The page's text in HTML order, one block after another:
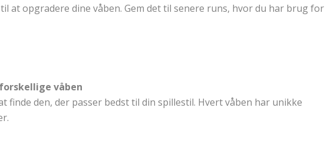
at opgradere dine våben. Gem det til senere runs, hvor du har brug for
våben
finde den, der passer bedst til din spillestil. Hvert våben har unikke